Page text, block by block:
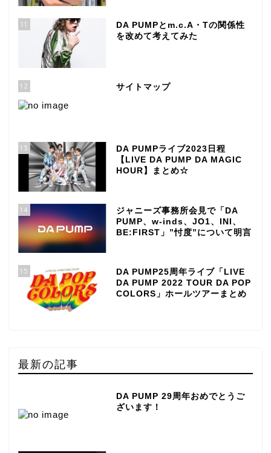
11
DA PUMPとm.c.A・Tの関係性
を改めて考えてみた
12 サイトマップ
13
DA PUMPライブ2023日程
【LIVE DA PUMP DA MAGIC
HOUR】まとめ☆
14
ジャニーズ事務所会見で「DA
PUMP、w-inds、JO1、INI、
BE:FIRST」”忖度”について明言
15
DA PUMP25周年ライブ「LIVE
DA PUMP 2022 TOUR DA POP
COLORS」ホールツアーまとめ
最新の記事
DA PUMP 29周年おめでとうご
ざいます！